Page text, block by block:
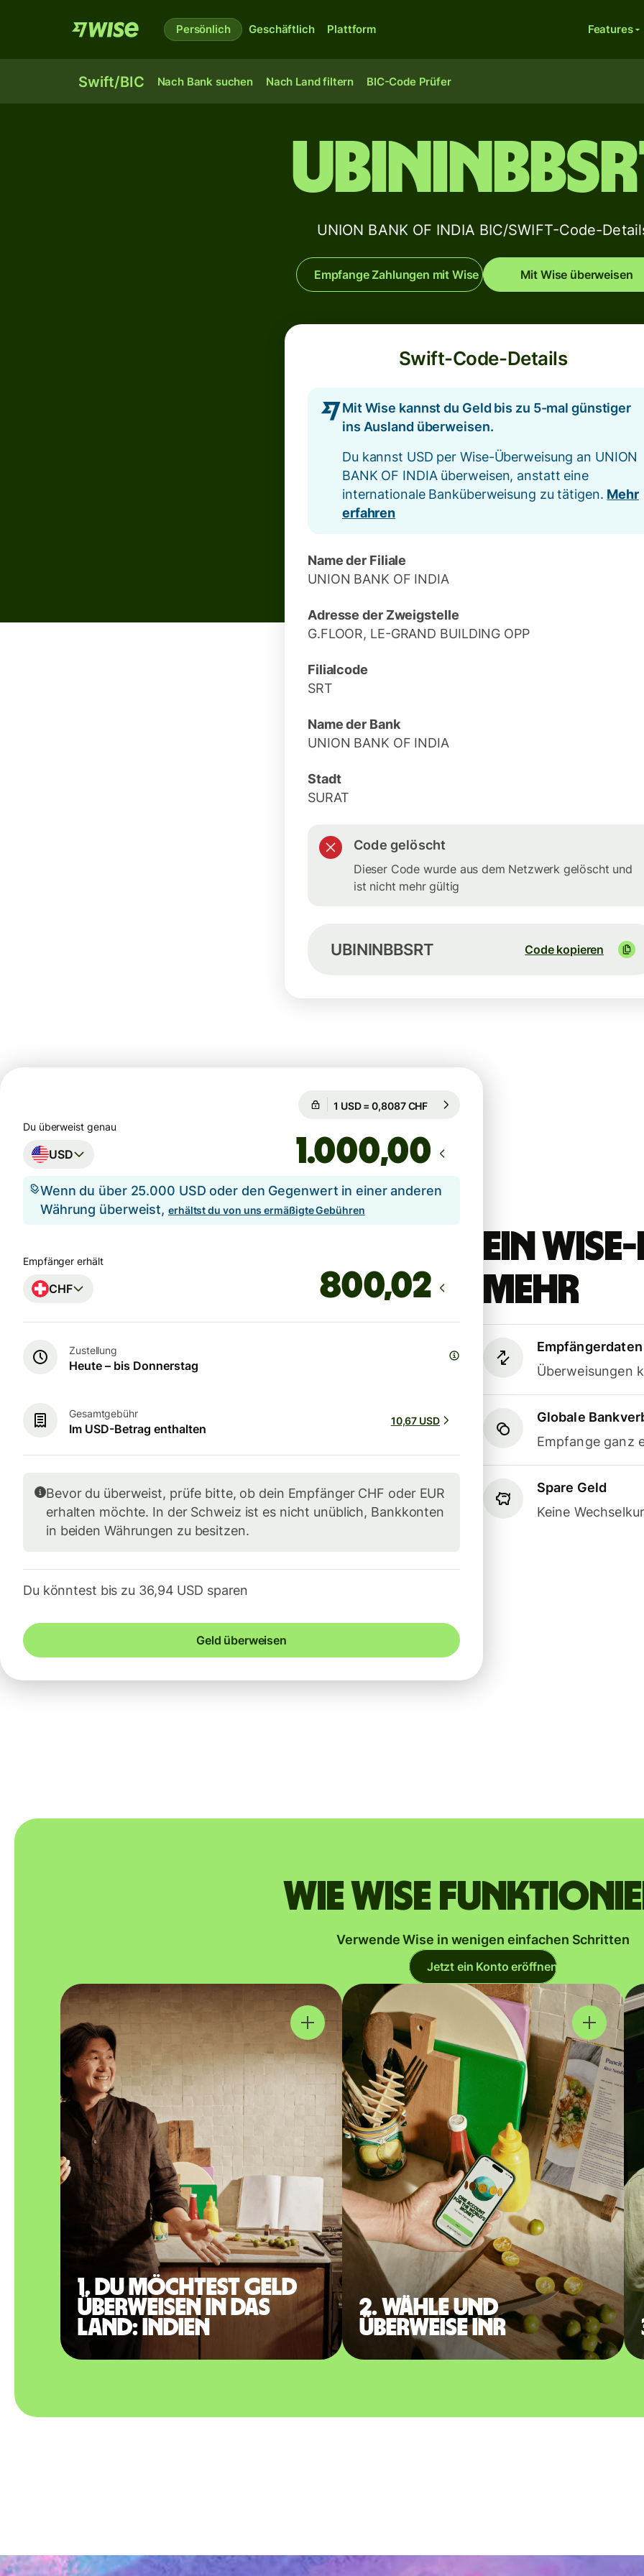
Persönlich Geschäftlich Plattform Features
Swift/BIC Nach Bank suchen Nach Land filtern BIC-Code Prüfer
UNION BANK OF INDIA BIC/SWIFT-Code-
Empfange Zahlungen mit Wise Mit Wise überweisen
Swift-Code-Details
Mit Wise kannst du Geld bis zu 5-mal günstiger
ins Ausland überweisen.
Du kannst USD per Wise-Überweisung an UNION
BANK OF INDIA überweisen, anstatt eine
internationale Banküberweisung zu tätigen. Mehr
erfahren
Name der Filiale
UNION BANK OF INDIA
Adresse der Zweigstelle
G.FLOOR, LE-GRAND BUILDING OPP
Filialcode
SRT
Name der Bank
UNION BANK OF INDIA
Stadt
SURAT
Code gelöscht
Dieser Code wurde aus dem Netzwerk gelöscht und
ist nicht mehr gültig
UBININBBSRT Code kopieren
Ein
mehr
Überweisungen
Globale
Empfange ganz
Spare Geld
Keine
Garantiert für 14 Std.
Du überweist genau
USD ,00
Wenn du über 25.000 USD oder den Gegenwert in einer anderen
Währung überweist, erhältst du von uns ermäßigte Gebühren
Empfänger erhält
CHF
Zustellung
Heute – bis Donnerstag
Gesamtgebühr
Im USD-Betrag enthalten
10,67 USD
Bevor du überweist, prüfe bitte, ob dein Empfänger CHF oder EUR
erhalten möchte. In der Schweiz ist es nicht unüblich, Bankkonten
in beiden Währungen zu besitzen.
Du könntest bis zu 36,94 USD sparen
Geld überweisen
Wie Wise
Verwende Wise in wenigen einfachen Schritten
Jetzt ein Konto eröffnen
1. Du möchtest Geld
überweisen in das
Land: Indien
2. Wähle und
überweise INR